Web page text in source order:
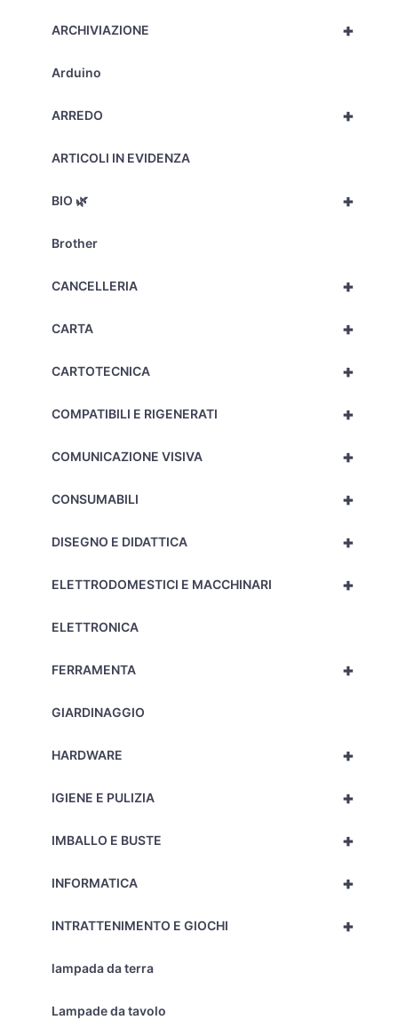
+
ARCHIVIAZIONE
Arduino
+
ARREDO
ARTICOLI IN EVIDENZA
+
BIO 🌿
Brother
+
CANCELLERIA
+
CARTA
+
CARTOTECNICA
+
COMPATIBILI E RIGENERATI
+
COMUNICAZIONE VISIVA
+
CONSUMABILI
+
DISEGNO E DIDATTICA
+
ELETTRODOMESTICI E MACCHINARI
ELETTRONICA
+
FERRAMENTA
GIARDINAGGIO
+
HARDWARE
+
IGIENE E PULIZIA
+
IMBALLO E BUSTE
+
INFORMATICA
+
INTRATTENIMENTO E GIOCHI
lampada da terra
Lampade da tavolo